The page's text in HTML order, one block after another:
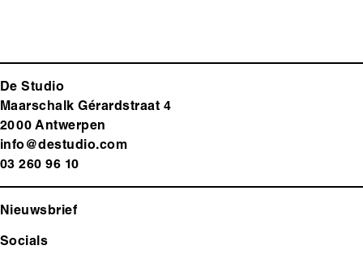
De Studio
Maarschalk Gérardstraat 4
2000 Antwerpen
info@destudio.com
03 260 96 10
Nieuwsbrief
Socials